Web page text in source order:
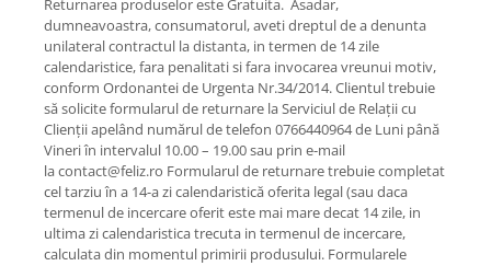
Returnarea produselor este Gratuita. Asadar,
dumneavoastra, consumatorul, aveti dreptul de a denunta
unilateral contractul la distanta, in termen de 14 zile
calendaristice, fara penalitati si fara invocarea vreunui motiv,
conform Ordonantei de Urgenta Nr.34/2014. Clientul trebuie
să solicite formularul de returnare la Serviciul de Relații cu
Clienții apelând numărul de telefon 0766440964 de Luni până
Vineri în intervalul 10.00 – 19.00 sau prin e-mail
la contact@feliz.ro Formularul de returnare trebuie completat
cel tarziu în a 14-a zi calendaristică oferita legal (sau daca
termenul de incercare oferit este mai mare decat 14 zile, in
ultima zi calendaristica trecuta in termenul de incercare,
calculata din momentul primirii produsului. Formularele